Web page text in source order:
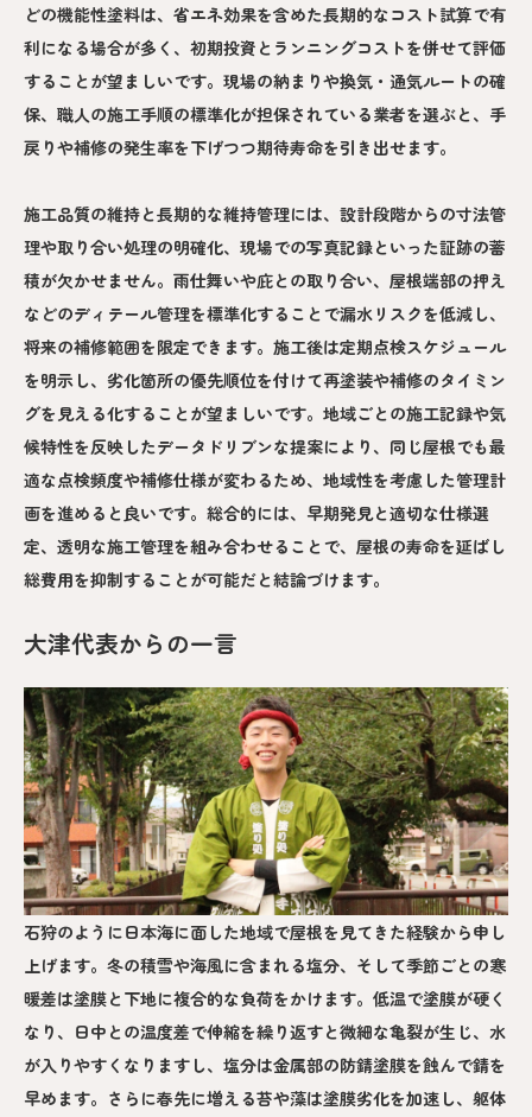
どの機能性塗料は、省エネ効果を含めた長期的なコスト試算で有
利になる場合が多く、初期投資とランニングコストを併せて評価
することが望ましいです。現場の納まりや換気・通気ルートの確
保、職人の施工手順の標準化が担保されている業者を選ぶと、手
戻りや補修の発生率を下げつつ期待寿命を引き出せます。
施工品質の維持と長期的な維持管理には、設計段階からの寸法管
理や取り合い処理の明確化、現場での写真記録といった証跡の蓄
積が欠かせません。雨仕舞いや庇との取り合い、屋根端部の押え
などのディテール管理を標準化することで漏水リスクを低減し、
将来の補修範囲を限定できます。施工後は定期点検スケジュール
を明示し、劣化箇所の優先順位を付けて再塗装や補修のタイミン
グを見える化することが望ましいです。地域ごとの施工記録や気
候特性を反映したデータドリブンな提案により、同じ屋根でも最
適な点検頻度や補修仕様が変わるため、地域性を考慮した管理計
画を進めると良いです。総合的には、早期発見と適切な仕様選
定、透明な施工管理を組み合わせることで、屋根の寿命を延ばし
総費用を抑制することが可能だと結論づけます。
大津代表からの一言
石狩のように日本海に面した地域で屋根を見てきた経験から申し
上げます。冬の積雪や海風に含まれる塩分、そして季節ごとの寒
暖差は塗膜と下地に複合的な負荷をかけます。低温で塗膜が硬く
なり、日中との温度差で伸縮を繰り返すと微細な亀裂が生じ、水
が入りやすくなりますし、塩分は金属部の防錆塗膜を蝕んで錆を
早めます。さらに春先に増える苔や藻は塗膜劣化を加速し、躯体